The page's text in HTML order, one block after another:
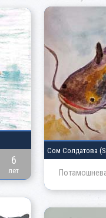
Сом Солдатова
6
лет